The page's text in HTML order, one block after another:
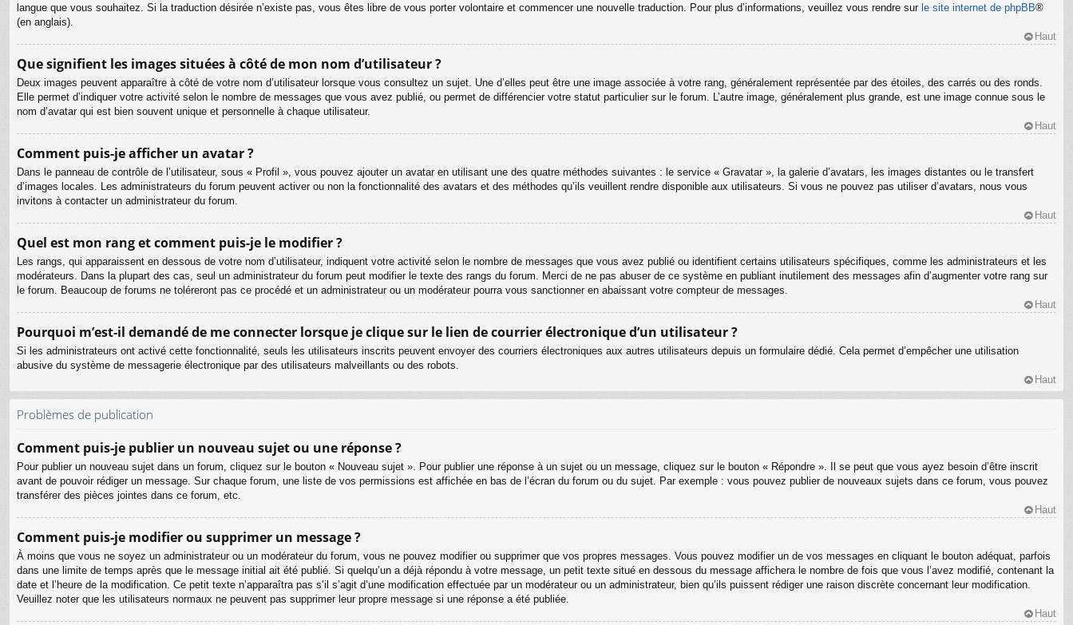
langue que vous souhaitez. Si la traduction désirée n’existe pas, vous êtes libre de vous porter volontaire et commencer une nouvelle traduction. Pour plus d’informations, veuillez vous rendre sur le site internet de phpBB®
(en anglais).
Haut
Que signifient les images situées à côté de mon nom d’utilisateur ?
Deux images peuvent apparaître à côté de votre nom d’utilisateur lorsque vous consultez un sujet. Une d’elles peut être une image associée à votre rang, généralement représentée par des étoiles, des carrés ou des ronds.
Elle permet d’indiquer votre activité selon le nombre de messages que vous avez publié, ou permet de différencier votre statut particulier sur le forum. L’autre image, généralement plus grande, est une image connue sous le
nom d’avatar qui est bien souvent unique et personnelle à chaque utilisateur.
Haut
Comment puis-je afficher un avatar ?
Dans le panneau de contrôle de l’utilisateur, sous « Profil », vous pouvez ajouter un avatar en utilisant une des quatre méthodes suivantes : le service « Gravatar », la galerie d’avatars, les images distantes ou le transfert
d’images locales. Les administrateurs du forum peuvent activer ou non la fonctionnalité des avatars et des méthodes qu’ils veuillent rendre disponible aux utilisateurs. Si vous ne pouvez pas utiliser d’avatars, nous vous
invitons à contacter un administrateur du forum.
Haut
Quel est mon rang et comment puis-je le modifier ?
Les rangs, qui apparaissent en dessous de votre nom d’utilisateur, indiquent votre activité selon le nombre de messages que vous avez publié ou identifient certains utilisateurs spécifiques, comme les administrateurs et les
modérateurs. Dans la plupart des cas, seul un administrateur du forum peut modifier le texte des rangs du forum. Merci de ne pas abuser de ce système en publiant inutilement des messages afin d’augmenter votre rang sur
le forum. Beaucoup de forums ne toléreront pas ce procédé et un administrateur ou un modérateur pourra vous sanctionner en abaissant votre compteur de messages.
Haut
Pourquoi m’est-il demandé de me connecter lorsque je clique sur le lien de courrier électronique d’un utilisateur ?
Si les administrateurs ont activé cette fonctionnalité, seuls les utilisateurs inscrits peuvent envoyer des courriers électroniques aux autres utilisateurs depuis un formulaire dédié. Cela permet d’empêcher une utilisation
abusive du système de messagerie électronique par des utilisateurs malveillants ou des robots.
Haut
Problèmes de publication
Comment puis-je publier un nouveau sujet ou une réponse ?
Pour publier un nouveau sujet dans un forum, cliquez sur le bouton « Nouveau sujet ». Pour publier une réponse à un sujet ou un message, cliquez sur le bouton « Répondre ». Il se peut que vous ayez besoin d’être inscrit
avant de pouvoir rédiger un message. Sur chaque forum, une liste de vos permissions est affichée en bas de l’écran du forum ou du sujet. Par exemple : vous pouvez publier de nouveaux sujets dans ce forum, vous pouvez
transférer des pièces jointes dans ce forum, etc.
Haut
Comment puis-je modifier ou supprimer un message ?
À moins que vous ne soyez un administrateur ou un modérateur du forum, vous ne pouvez modifier ou supprimer que vos propres messages. Vous pouvez modifier un de vos messages en cliquant le bouton adéquat, parfois
dans une limite de temps après que le message initial ait été publié. Si quelqu’un a déjà répondu à votre message, un petit texte situé en dessous du message affichera le nombre de fois que vous l’avez modifié, contenant la
date et l’heure de la modification. Ce petit texte n’apparaîtra pas s’il s’agit d’une modification effectuée par un modérateur ou un administrateur, bien qu’ils puissent rédiger une raison discrète concernant leur modification.
Veuillez noter que les utilisateurs normaux ne peuvent pas supprimer leur propre message si une réponse a été publiée.
Haut